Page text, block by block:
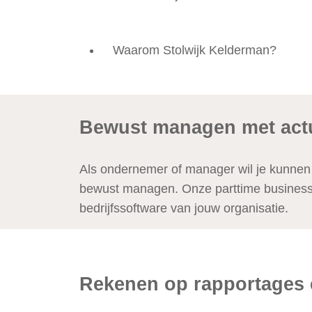
Waarom Stolwijk Kelderman?
Bewust managen met
Als ondernemer of manager wil je
bewust managen. Onze parttime
bedrijfssoftware van jouw organisatie.
Rekenen op rapportages